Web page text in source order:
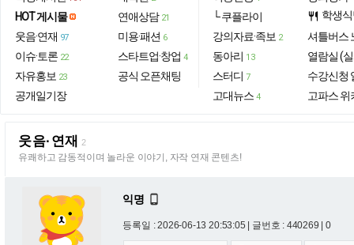
HOT 게시물
웃음·연재 97
이슈·토론 22
자유홍보 23
공개일기장
연애상담 21
미용·패션 6
스타트업·창업 4
공식 오픈채팅
└ 쿠플라이
강의자료·족보 2
동아리 13
스터디 7
고대뉴스 4
restaurant 학생
셔틀버스
열람실 (
수강신청
고파스 위
웃음·연재 2
유쾌하고 감동적이며 놀라운 이야기, 자작 연재 콘텐츠!
익명 
등록일 : 2026-06-13 20:53:05 | 글번호 : 440269 | 0